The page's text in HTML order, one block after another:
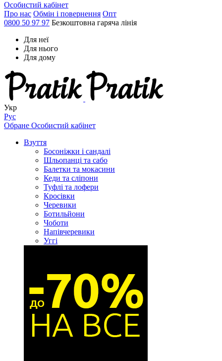
Особистий кабінет
Про нас Обмін і повернення Опт
0800 50 97 97 Безкоштовна гаряча лінія
Для неї
Для нього
Для дому
Укр
Рус
Обране Особистий кабінет
Взуття
Босоніжки і сандалі
Шльопанці та сабо
Балетки та мокасини
Кеди та сліпони
Туфлі та лофери
Кросівки
Черевики
Ботильйони
Чоботи
Напівчеревики
Уггі